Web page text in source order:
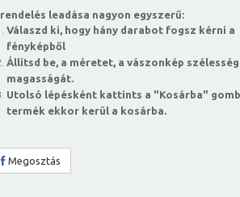
leadása nagyon egyszerű:
Válaszd ki, hogy hány darabot fogsz kérni a
fényképből
Állítsd be, a méretet, a vászonkép
magasságát.
Utolsó lépésként kattints a "Kosárba"
termék ekkor kerül a kosárba.
Megosztás